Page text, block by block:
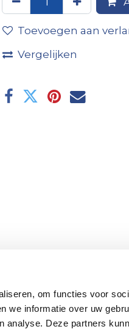
om functies voor
we informatie over uw
analyse. Deze partners
Toevoegen aan
Vergelijken